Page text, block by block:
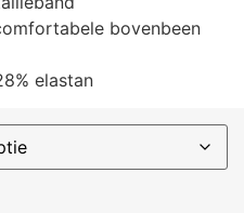
bovenbeen
elastan